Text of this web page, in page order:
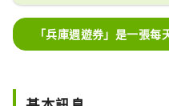
「兵庫週遊券」是一張